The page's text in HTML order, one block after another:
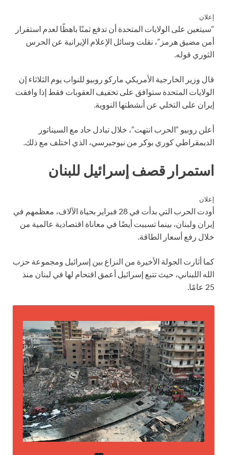
إعلان
“سيتعين على الولايات المتحدة أن تدفع ثمنًا باهظًا لعدم استقرار
أمن مضيق هرمز”، نقلت وسائل الإعلام الإيرانية عن الحرس
الثوري قوله.
قال وزير الخارجية الأمريكي ماركو روبيو للنواب يوم الثلاثاء إن
الولايات المتحدة ستوافق على تخفيف العقوبات فقط إذا وافقت
إيران على التخلي عن أنشطتها النووية.
أعلن روبيو “الحرب انتهت”، خلال تبادل حاد مع السيناتور
الديمقراطي كوري بوكر من نيوجيرسي، الذي اختلف مع ذلك.
استمرار قصف إسرائيل للبنان
إعلان
أودت الحرب التي بدأت في 28 فبراير بحياة الآلاف، معظمهم في
إيران ولبنان، بينما تسببت أيضًا في معاناة اقتصادية عالمية من
خلال رفع أسعار الطاقة.
كما أثارت الجولة الأخيرة من النزاع بين إسرائيل ومجموعة حزب
الله اللبناني، حيث تتبع إسرائيل أعمق اقتحام لها في لبنان منذ
25 عامًا.